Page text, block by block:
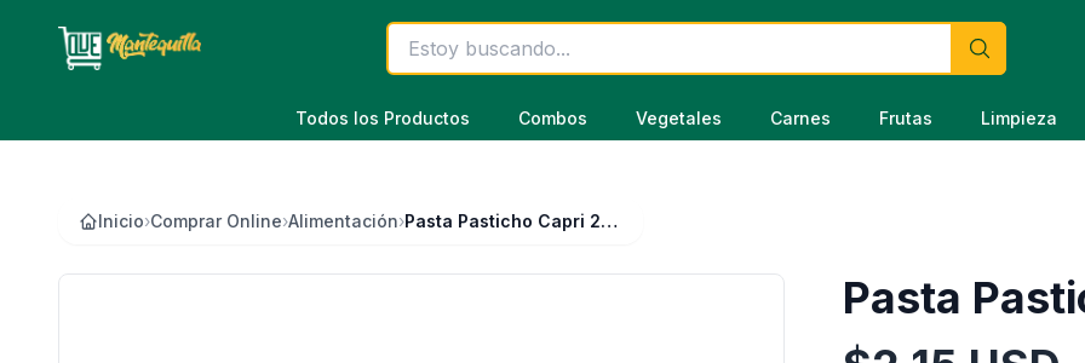
Todos los Productos Combos Vegetales Carnes Frutas Limpieza
Inicio›Comprar Online›Alimentación› Pasta Pasticho Capri 250 g
Pasta
Información del Producto